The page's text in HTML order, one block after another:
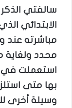
سالفتي
الابتدائي
مباشرته
محدد ولغاية
استعملت في
بها متى
وسيلة أخرى